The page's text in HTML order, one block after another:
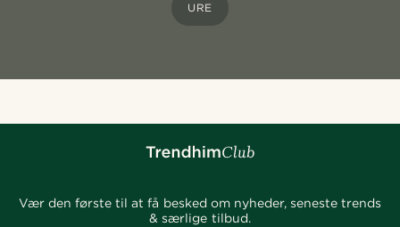
URE
Vær den første til at få besked om nyheder, seneste trends
& særlige tilbud.